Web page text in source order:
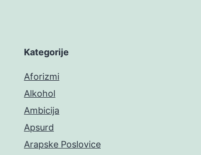
Kategorije
Aforizmi
Alkohol
Ambicija
Apsurd
Arapske Poslovice